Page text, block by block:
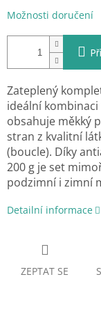
Možnosti doručení
Zateplený
ideální
obsahuje měkký
stran z kvalitní
(boucle). Díky
200 g je set
podzimní i zimní
Detailní informace
ZEPTAT SE